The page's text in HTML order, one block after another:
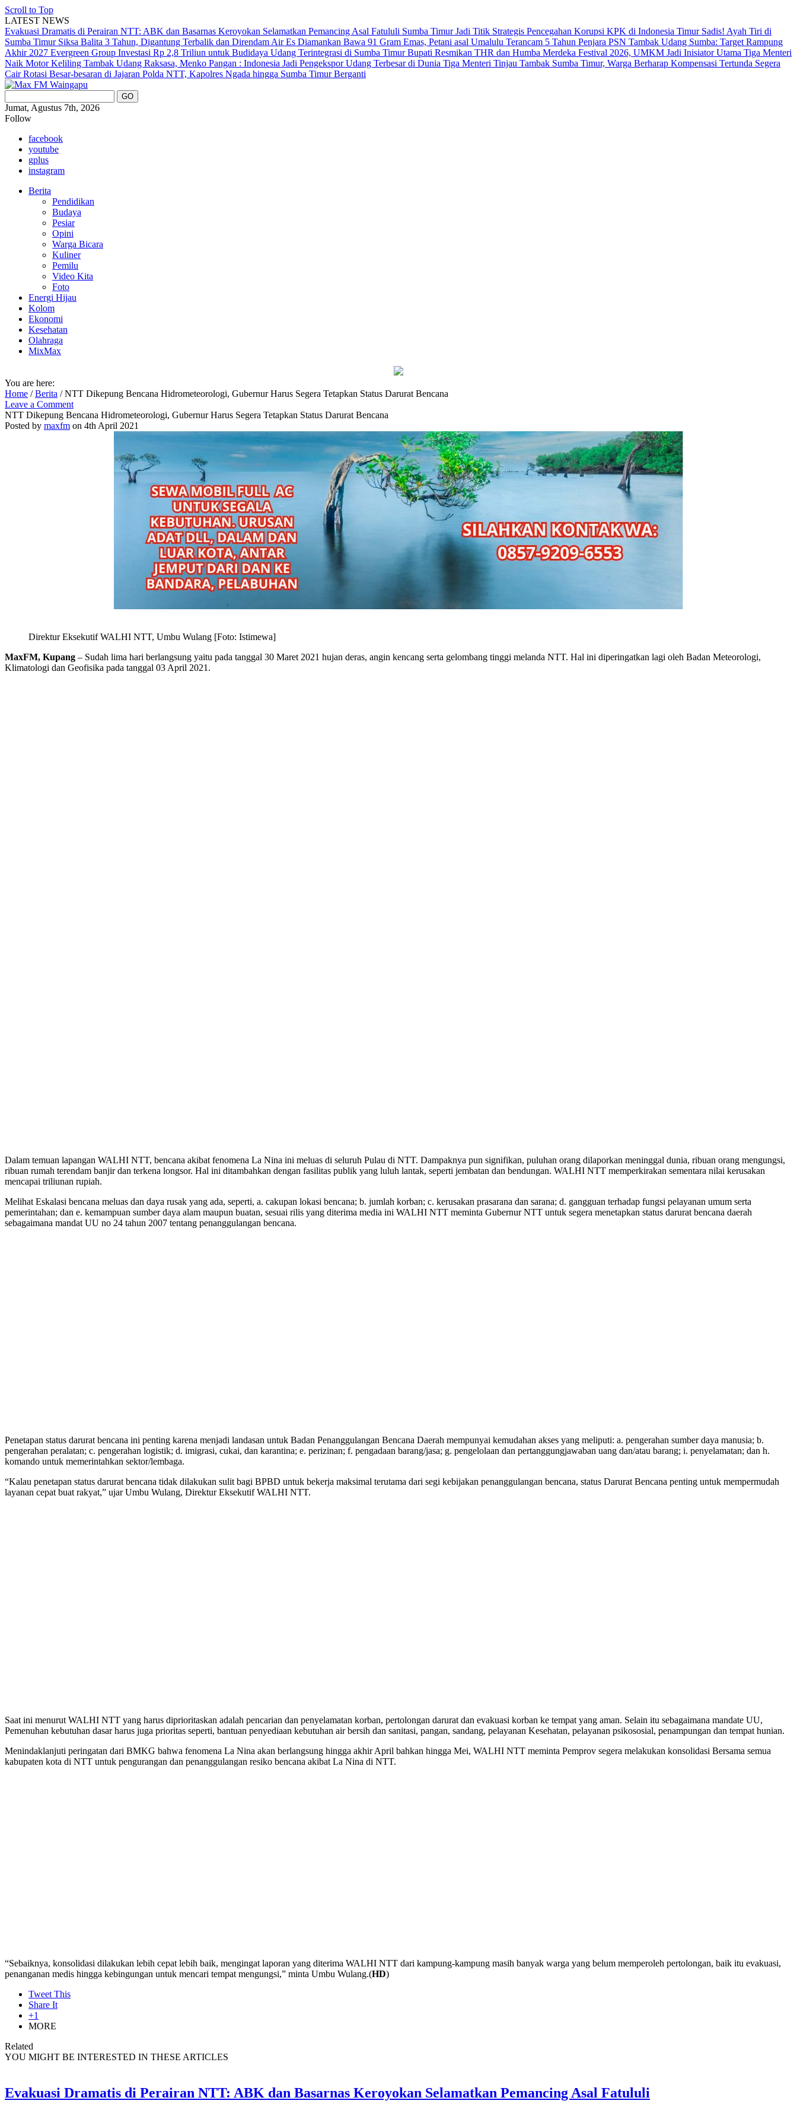
Scroll to Top
LATEST NEWS
Evakuasi Dramatis di Perairan NTT: ABK dan Basarnas Keroyokan Selamatkan Pemancing Asal Fatululi Sumba Timur Jadi Titik Strategis Pencegahan Korupsi KPK di Indonesia Timur Sadis! Ayah Tiri di
Sumba Timur Siksa Balita 3 Tahun, Digantung Terbalik dan Direndam Air Es Diamankan Bawa 91 Gram Emas, Petani asal Umalulu Terancam 5 Tahun Penjara PSN Tambak Udang Sumba: Target Rampung
Akhir 2027 Evergreen Group Investasi Rp 2,8 Triliun untuk Budidaya Udang Terintegrasi di Sumba TimurBupati Resmikan THR dan Humba Merdeka Festival 2026, UMKM Jadi Inisiator Utama Tiga Menteri
Naik Motor Keliling Tambak Udang Raksasa, Menko Pangan : Indonesia Jadi Pengekspor Udang Terbesar di Dunia Tiga Menteri Tinjau Tambak Sumba Timur, Warga Berharap Kompensasi Tertunda Segera
CairRotasi Besar-besaran di Jajaran Polda NTT, Kapolres Ngada hingga Sumba Timur Berganti
Jumat, Agustus 7th, 2026
Follow
facebook
youtube
gplus
instagram
Berita
Pendidikan
Budaya
Pesiar
Opini
Warga Bicara
Kuliner
Pemilu
Video Kita
Foto
Energi Hijau
Kolom
Ekonomi
Kesehatan
Olahraga
MixMax
You are here:
Home /Berita /NTT Dikepung Bencana Hidrometeorologi, Gubernur Harus Segera Tetapkan Status Darurat Bencana
Leave a Comment
NTT Dikepung Bencana Hidrometeorologi, Gubernur Harus Segera Tetapkan Status Darurat Bencana
Posted by maxfm on 4th April 2021
Direktur Eksekutif WALHI NTT, Umbu Wulang [Foto: Istimewa]
MaxFM, Kupang – Sudah lima hari berlangsung yaitu pada tanggal 30 Maret 2021 hujan deras, angin kencang serta gelombang tinggi melanda NTT. Hal ini diperingatkan lagi oleh Badan Meteorologi,
Klimatologi dan Geofisika pada tanggal 03 April 2021.
Dalam temuan lapangan WALHI NTT, bencana akibat fenomena La Nina ini meluas di seluruh Pulau di NTT. Dampaknya pun signifikan, puluhan orang dilaporkan meninggal dunia, ribuan orang mengungsi,
ribuan rumah terendam banjir dan terkena longsor. Hal ini ditambahkan dengan fasilitas publik yang luluh lantak, seperti jembatan dan bendungan. WALHI NTT memperkirakan sementara nilai kerusakan
mencapai triliunan rupiah.
Melihat Eskalasi bencana meluas dan daya rusak yang ada, seperti, a. cakupan lokasi bencana; b. jumlah korban; c. kerusakan prasarana dan sarana; d. gangguan terhadap fungsi pelayanan umum serta
pemerintahan; dan e. kemampuan sumber daya alam maupun buatan, sesuai rilis yang diterima media ini WALHI NTT meminta Gubernur NTT untuk segera menetapkan status darurat bencana daerah
sebagaimana mandat UU no 24 tahun 2007 tentang penanggulangan bencana.
Penetapan status darurat bencana ini penting karena menjadi landasan untuk Badan Penanggulangan Bencana Daerah mempunyai kemudahan akses yang meliputi: a. pengerahan sumber daya manusia; b.
pengerahan peralatan; c. pengerahan logistik; d. imigrasi, cukai, dan karantina; e. perizinan; f. pengadaan barang/jasa; g. pengelolaan dan pertanggungjawaban uang dan/atau barang; i. penyelamatan; dan h.
komando untuk memerintahkan sektor/lembaga.
“Kalau penetapan status darurat bencana tidak dilakukan sulit bagi BPBD untuk bekerja maksimal terutama dari segi kebijakan penanggulangan bencana, status Darurat Bencana penting untuk mempermudah
layanan cepat buat rakyat,” ujar Umbu Wulang, Direktur Eksekutif WALHI NTT.
Saat ini menurut WALHI NTT yang harus diprioritaskan adalah pencarian dan penyelamatan korban, pertolongan darurat dan evakuasi korban ke tempat yang aman. Selain itu sebagaimana mandate UU,
Pemenuhan kebutuhan dasar harus juga prioritas seperti, bantuan penyediaan kebutuhan air bersih dan sanitasi, pangan, sandang, pelayanan Kesehatan, pelayanan psikososial, penampungan dan tempat hunian.
Menindaklanjuti peringatan dari BMKG bahwa fenomena La Nina akan berlangsung hingga akhir April bahkan hingga Mei, WALHI NTT meminta Pemprov segera melakukan konsolidasi Bersama semua
kabupaten kota di NTT untuk pengurangan dan penanggulangan resiko bencana akibat La Nina di NTT.
“Sebaiknya, konsolidasi dilakukan lebih cepat lebih baik, mengingat laporan yang diterima WALHI NTT dari kampung-kampung masih banyak warga yang belum memperoleh pertolongan, baik itu evakuasi,
penanganan medis hingga kebingungan untuk mencari tempat mengungsi,” minta Umbu Wulang.(HD)
Tweet This
Share It
+1
MORE
Related
YOU MIGHT BE INTERESTED IN THESE ARTICLES
Evakuasi Dramatis di Perairan NTT: ABK dan Basarnas Keroyokan Selamatkan Pemancing Asal Fatululi